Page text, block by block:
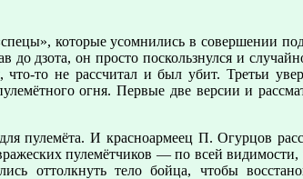
которые усомнились в совершении
до дзота, он просто поскользнулся и
то не рассчитал и был убит. Третьи
огня. Первые две версии и
пулемёта. И красноармеец П. Огурцов
пулемётчиков — по всей
оттолкнуть тело бойца, чтобы